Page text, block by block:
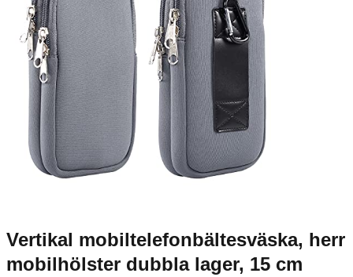
Vertikal mobiltelefonbältesväska, herr
mobilhölster dubbla lager, 15 cm